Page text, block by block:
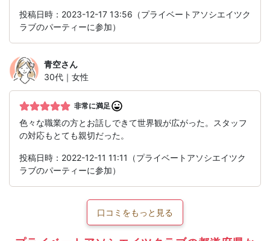
投稿日時：2023-12-17 13:56（プライベートアソシエイツク
ラブのパーティーに参加）
青空さん
30代｜女性
非常に満足
色々な職業の方とお話しできて世界観が広がった。スタッフ
の対応もとても親切だった。
投稿日時：2022-12-11 11:11（プライベートアソシエイツク
ラブのパーティーに参加）
口コミをもっと見る